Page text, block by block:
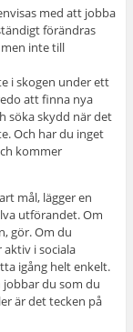
med att jobba
förändras
inte till
i skogen under ett
att finna nya
söka skydd när det
Och har du inget
kommer
mål, lägger en
utförandet. Om
gör. Om du
i sociala
igång helt enkelt.
du som du
är det tecken på